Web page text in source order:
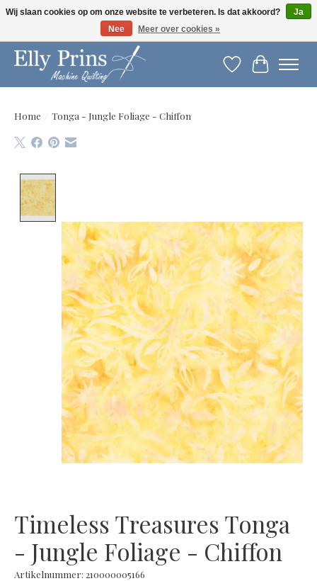
Let op: gewijzigde openingstijden!
Verlanglijst
Home / Tonga - Jungle Foliage - Chiffon
Timeless Treasures Tonga
- Jungle Foliage - Chiffon
Artikelnummer: 210000005166
Wij slaan cookies op om onze website te verbeteren. Is dat akkoord?
Ja
Nee
Meer over cookies »